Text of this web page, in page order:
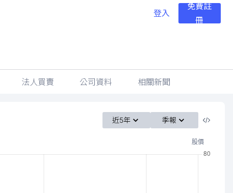
登入
免費註
冊
法人買賣 公司資料 相關新聞
近5年 季報